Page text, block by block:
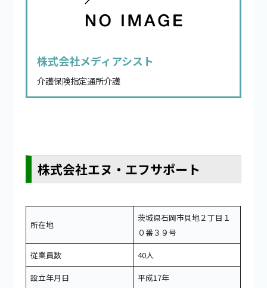
株式会社メディアシスト
介護保険指定通所介護
株式会社エヌ・エフサポート
所在地
茨城県石岡市貝地２丁目１
０番３９号
従業員数
40人
設立年月日
平成17年